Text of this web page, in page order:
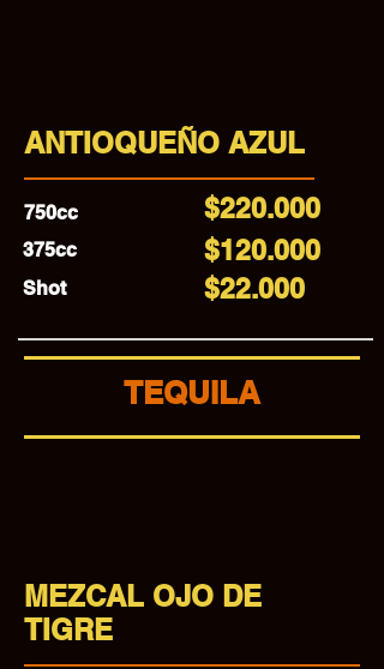
ANTIOQUEÑO AZUL
750cc
375cc
Shot
$220.000
$120.000
$22.000
TEQUILA
MEZCAL OJO DE
TIGRE